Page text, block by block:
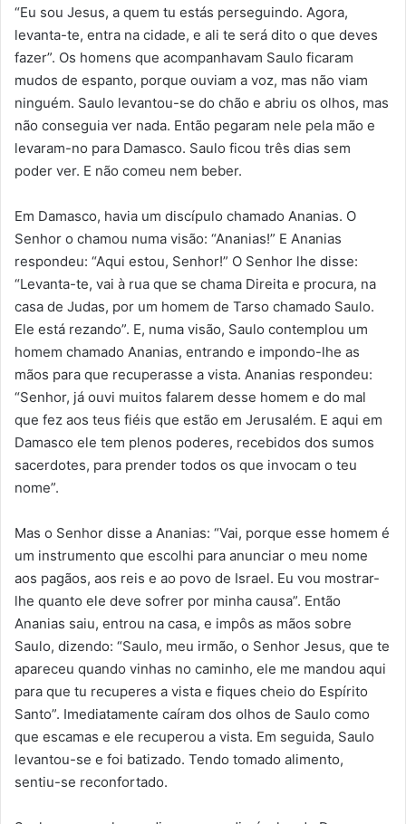
“Eu sou Jesus, a quem tu estás perseguindo. Agora,
levanta-te, entra na cidade, e ali te será dito o que deves
fazer”. Os homens que acompanhavam Saulo ficaram
mudos de espanto, porque ouviam a voz, mas não viam
ninguém. Saulo levantou-se do chão e abriu os olhos, mas
não conseguia ver nada. Então pegaram nele pela mão e
levaram-no para Damasco. Saulo ficou três dias sem
poder ver. E não comeu nem beber.
Em Damasco, havia um discípulo chamado Ananias. O
Senhor o chamou numa visão: “Ananias!” E Ananias
respondeu: “Aqui estou, Senhor!” O Senhor lhe disse:
“Levanta-te, vai à rua que se chama Direita e procura, na
casa de Judas, por um homem de Tarso chamado Saulo.
Ele está rezando”. E, numa visão, Saulo contemplou um
homem chamado Ananias, entrando e impondo-lhe as
mãos para que recuperasse a vista. Ananias respondeu:
“Senhor, já ouvi muitos falarem desse homem e do mal
que fez aos teus fiéis que estão em Jerusalém. E aqui em
Damasco ele tem plenos poderes, recebidos dos sumos
sacerdotes, para prender todos os que invocam o teu
nome”.
Mas o Senhor disse a Ananias: “Vai, porque esse homem é
um instrumento que escolhi para anunciar o meu nome
aos pagãos, aos reis e ao povo de Israel. Eu vou mostrar-
lhe quanto ele deve sofrer por minha causa”. Então
Ananias saiu, entrou na casa, e impôs as mãos sobre
Saulo, dizendo: “Saulo, meu irmão, o Senhor Jesus, que te
apareceu quando vinhas no caminho, ele me mandou aqui
para que tu recuperes a vista e fiques cheio do Espírito
Santo”. Imediatamente caíram dos olhos de Saulo como
que escamas e ele recuperou a vista. Em seguida, Saulo
levantou-se e foi batizado. Tendo tomado alimento,
sentiu-se reconfortado.